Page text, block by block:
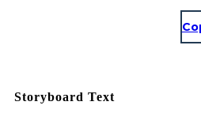
Storyboard Text